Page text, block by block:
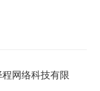
网络科技有限